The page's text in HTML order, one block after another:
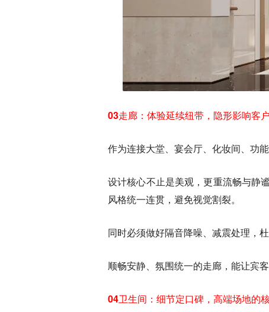
03走廊：体验延续纽带，隐形影响客
作为连接大堂、宴会厅、化妆间、功
设计核心不止是美观，更重流畅与静
风格统一连贯，避免视觉割裂。
同时必须做好隔音降噪、减震处理，
顺畅安静、氛围统一的走廊，能让宾
04卫生间：细节定口碑，高端场地的